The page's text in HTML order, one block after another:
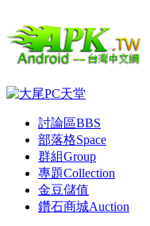
討論區BBS
部落格Space
群組Group
專題Collection
金豆儲值
鑽石商城Auction